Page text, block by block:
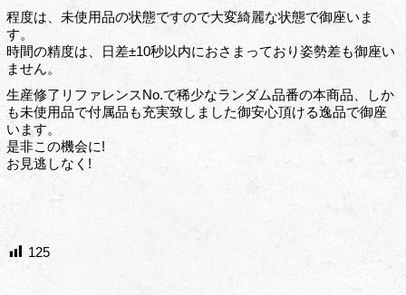
程度は、未使用品の状態ですので大変綺麗な状態で御座いま
す。
時間の精度は、日差±10秒以内におさまっており姿勢差も御座い
ません。
生産修了リファレンスNo.で稀少なランダム品番の本商品、しか
も未使用品で付属品も充実致しました御安心頂ける逸品で御座
います。
是非この機会に!
お見逃しなく!
125